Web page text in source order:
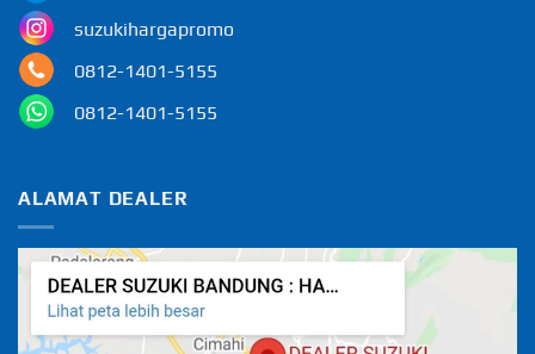
suzukihargapromo
0812-1401-5155
0812-1401-5155
ALAMAT DEALER